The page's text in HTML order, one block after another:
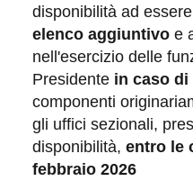
disponibilità ad
elenco aggiuntivo e
nell'esercizio delle
Presidente in caso di
componenti
gli uffici sezionali,
disponibilità, entro le
febbraio 2026